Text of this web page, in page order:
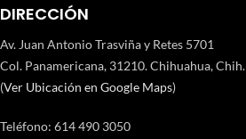
DIRECCIÓN
Av. Juan Antonio Trasviña y Retes 5701
Col. Panamericana, 31210. Chihuahua, Chih.
(Ver Ubicación en Google Maps)
Teléfono: 614 490 3050